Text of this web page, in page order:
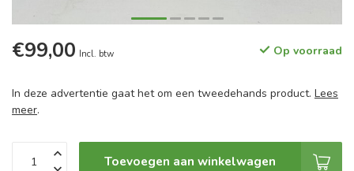
€99,00 Incl. btw Op voorraad
In deze advertentie gaat het om een tweedehands product. Lees
meer.
Toevoegen aan winkelwagen